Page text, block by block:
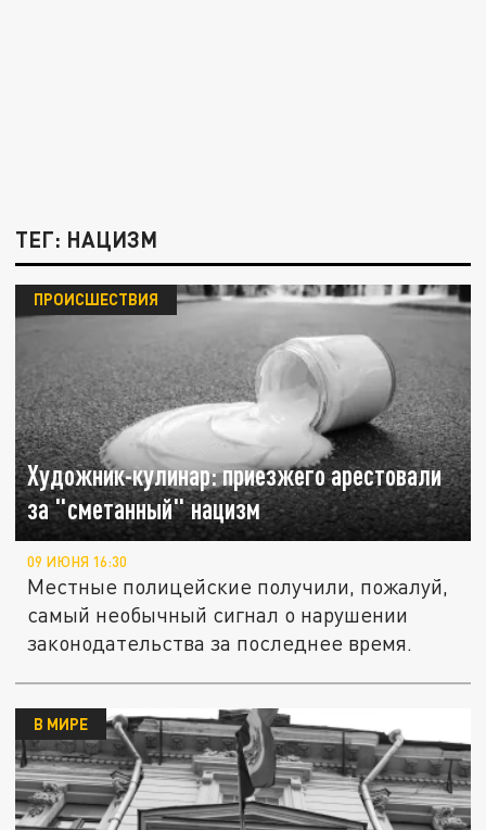
ТЕГ: НАЦИЗМ
Художник-кулинар: приезжего арестовали
за "сметанный" нацизм
ПРОИСШЕСТВИЯ
09 ИЮНЯ 16:30
Местные полицейские получили, пожалуй,
самый необычный сигнал о нарушении
законодательства за последнее время.
В МИРЕ